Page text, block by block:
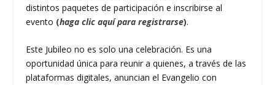
distintos paquetes de participación e inscribirse al
evento (haga clic aquí para registrarse).
Este Jubileo no es solo una celebración. Es una
oportunidad única para reunir a quienes, a través de las
plataformas digitales, anuncian el Evangelio con